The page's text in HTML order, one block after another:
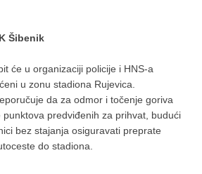
Šibenik
će u organizaciji policije i HNS-a
u zonu stadiona Rujevica.
da za odmor i točenje goriva
predviđenih za prihvat, budući
bez stajanja osiguravati preprate
do stadiona.